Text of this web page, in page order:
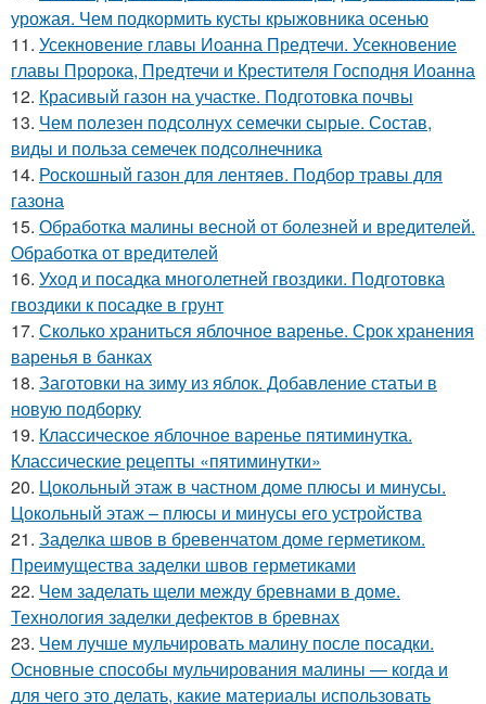
урожая. Чем подкормить кусты крыжовника осенью
11. Усекновение главы Иоанна Предтечи. Усекновение
главы Пророка, Предтечи и Крестителя Господня Иоанна
12. Красивый газон на участке. Подготовка почвы
13. Чем полезен подсолнух семечки сырые. Состав,
виды и польза семечек подсолнечника
14. Роскошный газон для лентяев. Подбор травы для
газона
15. Обработка малины весной от болезней и вредителей.
Обработка от вредителей
16. Уход и посадка многолетней гвоздики. Подготовка
гвоздики к посадке в грунт
17. Сколько храниться яблочное варенье. Срок хранения
варенья в банках
18. Заготовки на зиму из яблок. Добавление статьи в
новую подборку
19. Классическое яблочное варенье пятиминутка.
Классические рецепты «пятиминутки»
20. Цокольный этаж в частном доме плюсы и минусы.
Цокольный этаж – плюсы и минусы его устройства
21. Заделка швов в бревенчатом доме герметиком.
Преимущества заделки швов герметиками
22. Чем заделать щели между бревнами в доме.
Технология заделки дефектов в бревнах
23. Чем лучше мульчировать малину после посадки.
Основные способы мульчирования малины — когда и
для чего это делать, какие материалы использовать